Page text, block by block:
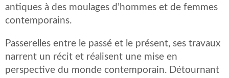
antiques à des moulages d’hommes et de femmes
contemporains.
Passerelles entre le passé et le présent, ses travaux
narrent un récit et réalisent une mise en
perspective du monde contemporain. Détournant